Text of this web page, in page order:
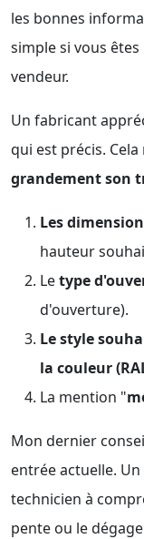
les bonnes
simple si vous
vendeur.
Un fabricant
qui est précis.
grandement son
Les
hauteur
Letype
d'ouverture).
Le style
la couleur
La mention "
Mon dernier
entrée actuelle.
technicien à
pente ou le